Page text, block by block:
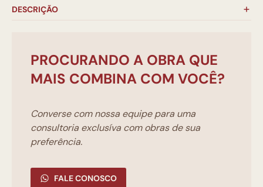
DESCRIÇÃO
PROCURANDO A OBRA QUE
MAIS COMBINA COM VOCÊ?
Converse com nossa equipe para uma
consultoria exclusíva com obras de sua
preferência.
FALE CONOSCO